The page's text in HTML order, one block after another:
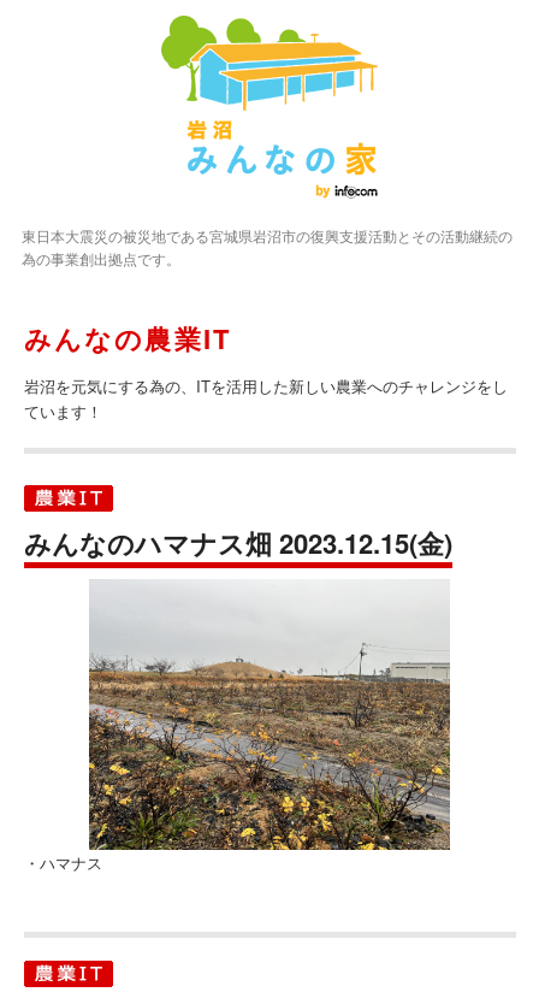
東日本大震災の被災地である宮城県岩沼市の復興支援活動とその活動継続の
為の事業創出拠点です。
みんなの農業IT
岩沼を元気にする為の、ITを活用した新しい農業へのチャレンジをし
ています！
みんなのハマナス畑 2023.12.15(金)
・ハマナス